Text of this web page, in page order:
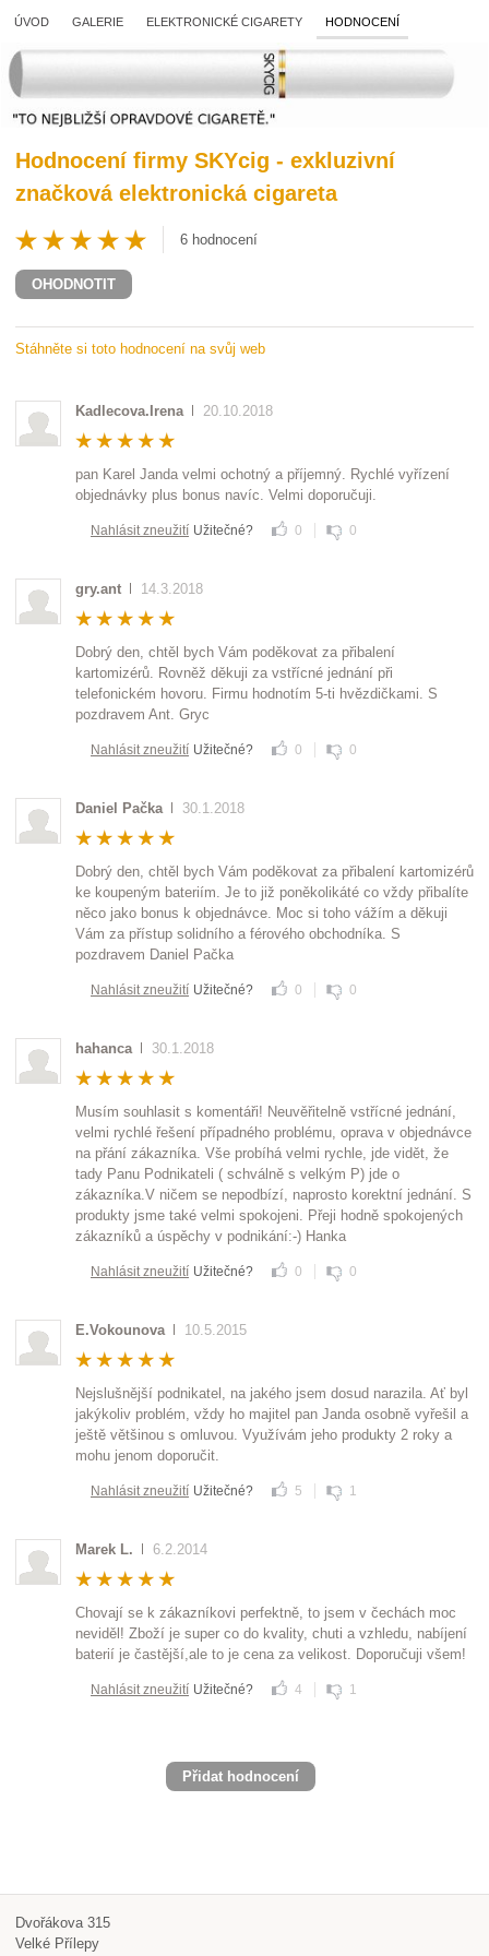
ÚVOD GALERIE ELEKTRONICKÉ CIGARETY HODNOCENÍ
Hodnocení firmy SKYcig - exkluzivní
značková elektronická cigareta
6 hodnocení
OHODNOTIT
Stáhněte si toto hodnocení na svůj web
Kadlecova.Irena 20.10.2018
pan Karel Janda velmi ochotný a příjemný. Rychlé vyřízení
objednávky plus bonus navíc. Velmi doporučuji.
Nahlásit zneužití Užitečné? 0 0
gry.ant 14.3.2018
Dobrý den, chtěl bych Vám poděkovat za přibalení
kartomizérů. Rovněž děkuji za vstřícné jednání při
telefonickém hovoru. Firmu hodnotím 5-ti hvězdičkami. S
pozdravem Ant. Gryc
Nahlásit zneužití Užitečné? 0 0
Daniel Pačka 30.1.2018
Dobrý den, chtěl bych Vám poděkovat za přibalení kartomizérů
ke koupeným bateriím. Je to již poněkolikáté co vždy přibalíte
něco jako bonus k objednávce. Moc si toho vážím a děkuji
Vám za přístup solidního a férového obchodníka. S
pozdravem Daniel Pačka
Nahlásit zneužití Užitečné? 0 0
hahanca 30.1.2018
Musím souhlasit s komentáři! Neuvěřitelně vstřícné jednání,
velmi rychlé řešení případného problému, oprava v objednávce
na přání zákazníka. Vše probíhá velmi rychle, jde vidět, že
tady Panu Podnikateli ( schválně s velkým P) jde o
zákazníka.V ničem se nepodbízí, naprosto korektní jednání. S
produkty jsme také velmi spokojeni. Přeji hodně spokojených
zákazníků a úspěchy v podnikání:-) Hanka
Nahlásit zneužití Užitečné? 0 0
E.Vokounova 10.5.2015
Nejslušnější podnikatel, na jakého jsem dosud narazila. Ať byl
jakýkoliv problém, vždy ho majitel pan Janda osobně vyřešil a
ještě většinou s omluvou. Využívám jeho produkty 2 roky a
mohu jenom doporučit.
Nahlásit zneužití Užitečné? 5 1
Marek L. 6.2.2014
Chovají se k zákazníkovi perfektně, to jsem v čechách moc
neviděl! Zboží je super co do kvality, chuti a vzhledu, nabíjení
baterií je častější,ale to je cena za velikost. Doporučuji všem!
Nahlásit zneužití Užitečné? 4 1
Přidat hodnocení
Dvořákova 315
Velké Přílepy